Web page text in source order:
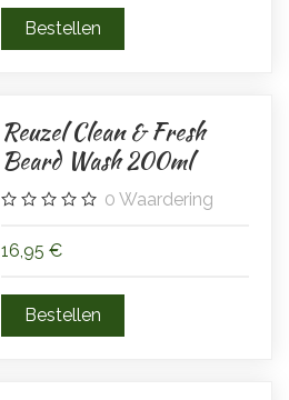
Reuzel Clean & Fresh
Beard Wash 200ml
0 Waardering
16,95 €